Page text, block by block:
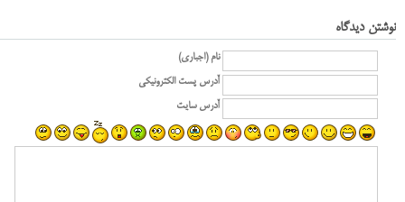
نوشتن دیدگاه
نام (اجباری)
آدرس پست الکترونیکی
آدرس سایت